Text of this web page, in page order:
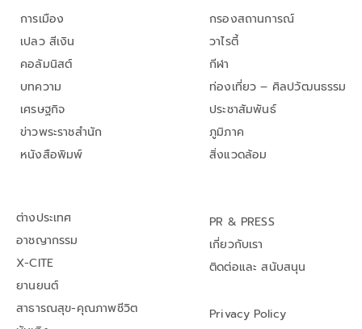
การเมือง
เปลว สีเงิน
คอลัมนิสต์
บทความ
เศรษฐกิจ
ข่าวพระราชสำนัก
หนังสือพิมพ์
กรองสถานการณ์
วาไรตี้
กีฬา
ท่องเที่ยว – ศิลปวัฒนธรรม
ประชาสัมพันธ์
ภูมิภาค
สิ่งแวดล้อม
ต่างประเทศ
อาชญากรรม
X-CITE
ยานยนต์
สาธารณสุข-คุณภาพชีวิต
PR & PRESS
เกี่ยวกับเรา
ติดต่อและ สนับสนุน
Privacy Policy